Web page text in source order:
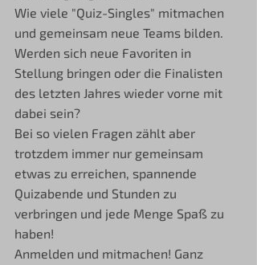
Wie viele "Quiz-Singles" mitmachen
und gemeinsam neue Teams bilden.
Werden sich neue Favoriten in
Stellung bringen oder die Finalisten
des letzten Jahres wieder vorne mit
dabei sein?
Bei so vielen Fragen zählt aber
trotzdem immer nur gemeinsam
etwas zu erreichen, spannende
Quizabende und Stunden zu
verbringen und jede Menge Spaß zu
haben!
Anmelden und mitmachen! Ganz